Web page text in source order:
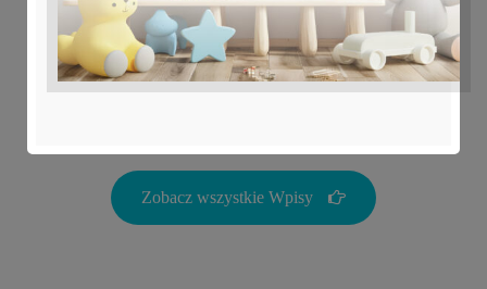
Zmysłami” Październik 2025
6 listopada 2025
Zobacz wszystkie Wpisy